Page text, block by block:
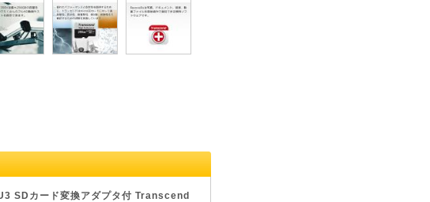
SDカード変換アダプタ付 Transcend